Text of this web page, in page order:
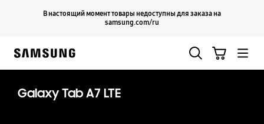
В настоящий момент товары недоступны для заказа на
samsung.com/ru
Продолжить
Galaxy Tab A7 LTE